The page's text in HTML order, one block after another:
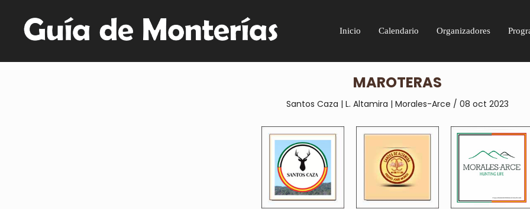
Inicio Calendario Organizadores
MAROTERAS
Santos Caza | L. Altamira | Morales-Arce / 08 oct 2023